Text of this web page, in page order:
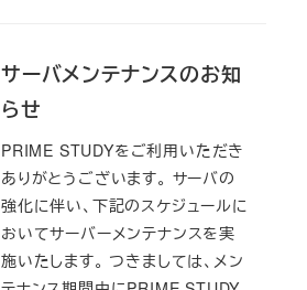
サーバメンテナンスのお知
らせ
PRIME STUDYをご利用いただき
ありがとうございます。 サーバの
強化に伴い、下記のスケジュールに
おいてサーバーメンテナンスを実
施いたします。 つきましては、メン